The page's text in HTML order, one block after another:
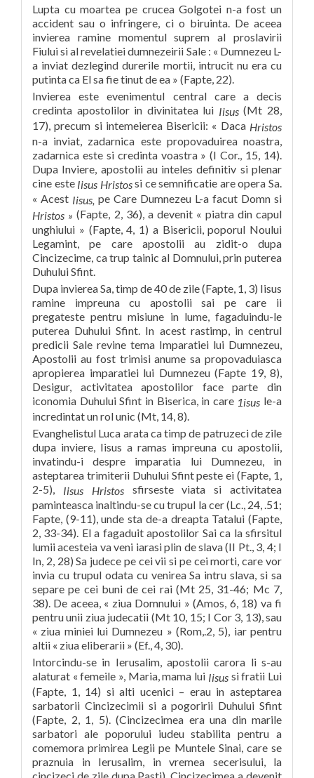
Lupta cu moartea pe crucea Golgotei n-a fost un
accident sau o infringere, ci o biruinta. De aceea
invierea ramine momentul suprem al proslavirii
Fiului si al revelatiei dumnezeirii Sale : « Dumnezeu L-
a inviat dezlegind durerile mortii, intrucit nu era cu
putinta ca El sa fie tinut de ea » (Fapte, 22).
Invierea este evenimentul central care a decis
credinta apostolilor in divinitatea lui Iisus(Mt 28,
17), precum si intemeierea Bisericii: « Daca Hristos
n-a inviat, zadarnica este propovaduirea noastra,
zadarnica este si credinta voastra » (I Cor., 15, 14).
Dupa Inviere, apostolii au inteles definitiv si plenar
cine este Iisus Hristossi ce semnificatie are opera Sa.
« Acest Iisus, pe Care Dumnezeu L-a facut Domn si
Hristos »(Fapte, 2, 36), a devenit « piatra din capul
unghiului » (Fapte, 4, 1) a Bisericii, poporul Noului
Legamint, pe care apostolii au zidit-o dupa
Cincizecime, ca trup tainic al Domnului, prin puterea
Duhului Sfint.
Dupa invierea Sa, timp de 40 de zile (Fapte, 1, 3) Iisus
ramine impreuna cu apostolii sai pe care ii
pregateste pentru misiune in lume, fagaduindu-le
puterea Duhului Sfint. In acest rastimp, in centrul
predicii Sale revine tema Imparatiei lui Dumnezeu,
Apostolii au fost trimisi anume sa propovaduiasca
apropierea imparatiei lui Dumnezeu (Fapte 19, 8),
Desigur, activitatea apostolilor face parte din
iconomia Duhului Sfint in Biserica, in care 1isus le-a
incredintat un rol unic (Mt, 14, 8).
Evanghelistul Luca arata ca timp de patruzeci de zile
dupa inviere, Iisus a ramas impreuna cu apostolii,
invatindu-i despre imparatia lui Dumnezeu, in
asteptarea trimiterii Duhului Sfint peste ei (Fapte, 1,
2-5), Iisus Hristos sfirseste viata si activitatea
paminteasca inaltindu-se cu trupul la cer (Lc., 24, .51;
Fapte, (9-11), unde sta de-a dreapta Tatalui (Fapte,
2, 33-34). El a fagaduit apostolilor Sai ca la sfirsitul
lumii acesteia va veni iarasi plin de slava (II Pt., 3, 4; I
In, 2, 28) Sa judece pe cei vii si pe cei morti, care vor
invia cu trupul odata cu venirea Sa intru slava, si sa
separe pe cei buni de cei rai (Mt 25, 31-46; Mc 7,
38). De aceea, « ziua Domnului » (Amos, 6, 18) va fi
pentru unii ziua judecatii (Mt 10, 15; I Cor 3, 13), sau
« ziua miniei lui Dumnezeu » (Rom,.2, 5), iar pentru
altii « ziua eliberarii » (Ef., 4, 30).
Intorcindu-se in Ierusalim, apostolii carora li s-au
alaturat « femeile », Maria, mama lui Iisus si fratii Lui
(Fapte, 1, 14) si alti ucenici – erau in asteptarea
sarbatorii Cincizecimii si a pogoririi Duhului Sfint
(Fapte, 2, 1, 5). (Cincizecimea era una din marile
sarbatori ale poporului iudeu stabilita pentru a
comemora primirea Legii pe Muntele Sinai, care se
praznuia in Ierusalim, in vremea secerisului, la